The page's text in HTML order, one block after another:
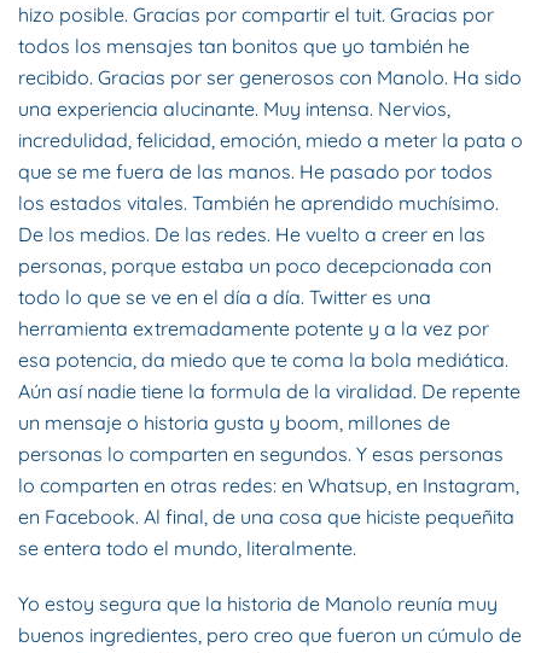
hizo posible. Gracias por compartir el tuit. Gracias por
todos los mensajes tan bonitos que yo también he
recibido. Gracias por ser generosos con Manolo. Ha sido
una experiencia alucinante. Muy intensa. Nervios,
incredulidad, felicidad, emoción, miedo a meter la pata o
que se me fuera de las manos. He pasado por todos
los estados vitales. También he aprendido muchísimo.
De los medios. De las redes. He vuelto a creer en las
personas, porque estaba un poco decepcionada con
todo lo que se ve en el día a día. Twitter es una
herramienta extremadamente potente y a la vez por
esa potencia, da miedo que te coma la bola mediática.
Aún así nadie tiene la formula de la viralidad. De repente
un mensaje o historia gusta y boom, millones de
personas lo comparten en segundos. Y esas personas
lo comparten en otras redes: en Whatsup, en Instagram,
en Facebook. Al final, de una cosa que hiciste pequeñita
se entera todo el mundo, literalmente.
Yo estoy segura que la historia de Manolo reunía muy
buenos ingredientes, pero creo que fueron un cúmulo de